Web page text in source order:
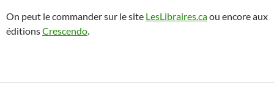
On peut le commander sur le site LesLibraires.caou encore aux
éditionsCrescendo.